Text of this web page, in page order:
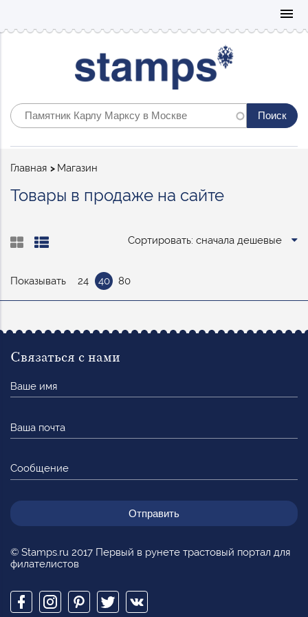
menu
Строка
Главная Магазин
Товары в продаже на сайте
Сортировать: сначала дешевые
Показывать 24 40 80
© Stamps.ru 2017 Первый в рунете трастовый портал для
филателистов
Связаться с нами
имя
почта
Сообщение